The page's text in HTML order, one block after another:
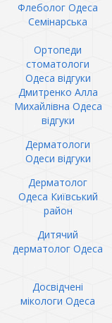
Флеболог Одеса
Семінарська
Ортопеди
стоматологи
Одеса відгуки
Дмитренко Алла
Михайлівна Одеса
відгуки
Дерматологи
Одеси відгуки
Дерматолог
Одеса Київський
район
Дитячий
дерматолог Одеса
Досвідчені
мікологи Одеса